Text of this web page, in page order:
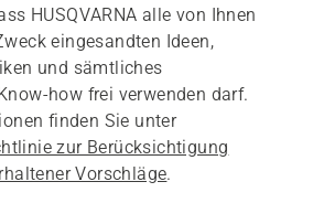
HUSQVARNA alle von Ihnen
eingesandten Ideen,
und sämtliches
how frei verwenden darf.
finden Sie unter
zur Berücksichtigung
Vorschläge.